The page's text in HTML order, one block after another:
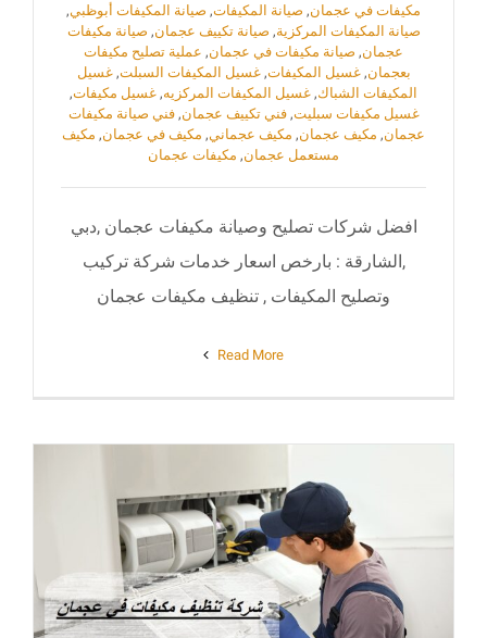
مكيفات في عجمان, صيانة المكيفات, صيانة المكيفات أبوظبي,
صيانة المكيفات المركزية, صيانة تكييف عجمان, صيانة مكيفات
عجمان, صيانة مكيفات في عجمان, عملية تصليح مكيفات
بعجمان,غسيل المكيفات,غسيل المكيفات السبلت,غسيل
المكيفات الشباك, غسيل المكيفات المركزيه, غسيل مكيفات,
غسيل مكيفات سبليت,فني تكييف عجمان,فني صيانة مكيفات
عجمان, مكيف عجمان, مكيف عجماني, مكيف في عجمان, مكيف
مستعمل عجمان, مكيفات عجمان
افضل شركات تصليح وصيانة مكيفات عجمان ,دبي
,الشارقة : بارخص اسعار خدمات شركة تركيب
وتصليح المكيفات , تنظيف مكيفات عجمان
Read More